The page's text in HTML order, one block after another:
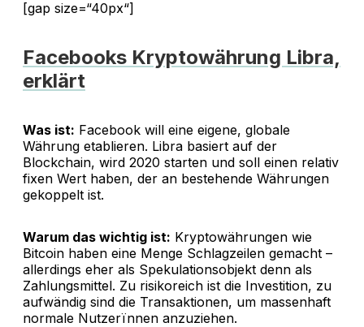
[gap size=“40px“]
Facebooks Kryptowährung Libra,
erklärt
Was ist: Facebook will eine eigene, globale
Währung etablieren. Libra basiert auf der
Blockchain, wird 2020 starten und soll einen relativ
fixen Wert haben, der an bestehende Währungen
gekoppelt ist.
Warum das wichtig ist: Kryptowährungen wie
Bitcoin haben eine Menge Schlagzeilen gemacht –
allerdings eher als Spekulationsobjekt denn als
Zahlungsmittel. Zu risikoreich ist die Investition, zu
aufwändig sind die Transaktionen, um massenhaft
normale Nutzerïnnen anzuziehen.